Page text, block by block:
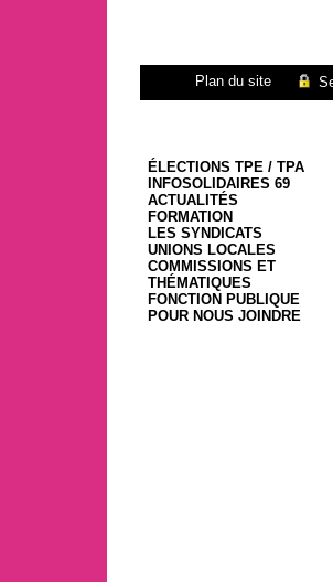
Plan du site
ÉLECTIONS TPE / TPA
INFOSOLIDAIRES 69
ACTUALITÉS
FORMATION
LES SYNDICATS
UNIONS LOCALES
COMMISSIONS ET
THÉMATIQUES
FONCTION PUBLIQUE
POUR NOUS JOINDRE